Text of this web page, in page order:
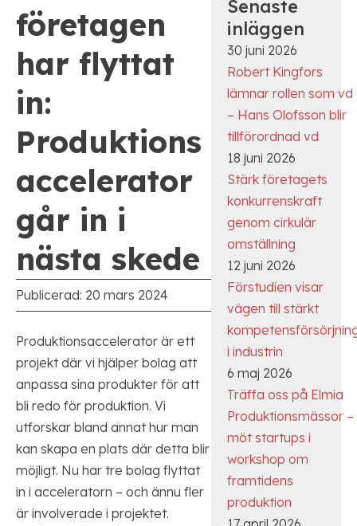
företagen
har flyttat
in:
Produktions
accelerator
går in i
nästa skede
Publicerad: 20 mars 2024
Produktionsaccelerator är ett
projekt där vi hjälper bolag att
anpassa sina produkter för att
bli redo för produktion. Vi
utforskar bland annat hur man
kan skapa en plats där detta blir
möjligt. Nu har tre bolag flyttat
in i acceleratorn – och ännu fler
är involverade i projektet.
Senaste
inläggen
30 juni 2026
Robert Kingfors
lämnar rollen som vd
– Hans Olofsson blir
tillförordnad vd
18 juni 2026
Stärk företagets
konkurrenskraft
genom cirkulär
omställning
12 juni 2026
Förstudien visar
vägen till stärkt
i industrin
6 maj 2026
Träffa oss på Elmia
Produktionsmässor –
möt startups i
workshop om
framtidens
produktion